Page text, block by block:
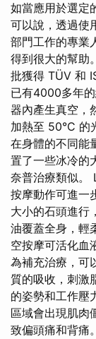
如當應用於選定
可以說，透過使
部門工作的專業
得到很大的幫助
批獲得 TÜV 和
已有4000多年
器內產生真空，
加熱至 50°C 的
在身體的不同能
置了一些冰冷的
奈普治療類似。
按摩動作可進一
大小的石頭進行
油覆蓋全身，輕
空按摩可活化血
為補充治療，可
質的吸收，刺激
的姿勢和工作壓
區域會出現肌肉
致偏頭痛和背痛